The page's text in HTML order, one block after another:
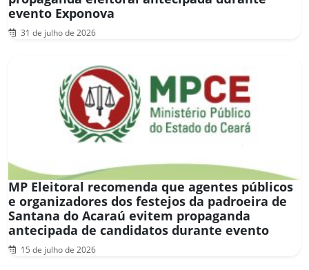
evento Exponova
31 de julho de 2026
MP Eleitoral recomenda que agentes públicos
e organizadores dos festejos da padroeira de
Santana do Acaraú evitem propaganda
antecipada de candidatos durante evento
15 de julho de 2026